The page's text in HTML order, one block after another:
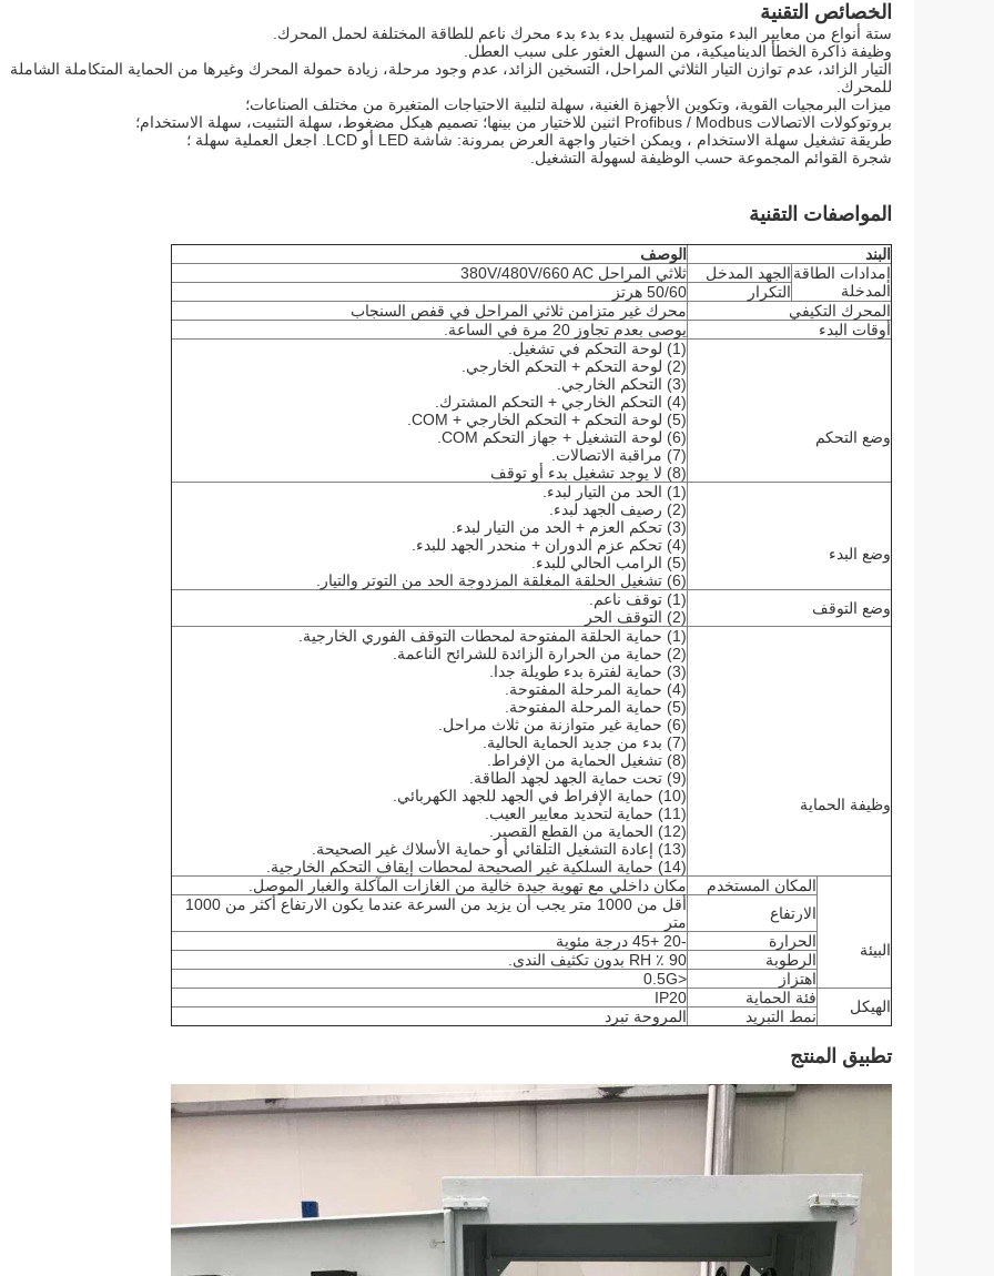
الخصائص التقنية
ستة أنواع من معايير البدء متوفرة لتسهيل بدء بدء بدء محرك ناعم للطاقة المختلفة لحمل المحرك.
وظيفة ذاكرة الخطأ الديناميكية، من السهل العثور على سبب العطل.
التيار الزائد، عدم توازن التيار الثلاثي المراحل، التسخين الزائد، عدم وجود مرحلة، زيادة حمولة المحرك وغيرها من الحماية المتكاملة الشاملة
للمحرك.
ميزات البرمجيات القوية، وتكوين الأجهزة الغنية، سهلة لتلبية الاحتياجات المتغيرة من مختلف الصناعات؛
بروتوكولات الاتصالات Profibus / Modbus اثنين للاختيار من بينها؛ تصميم هيكل مضغوط، سهلة التثبيت، سهلة الاستخدام؛
طريقة تشغيل سهلة الاستخدام ، ويمكن اختيار واجهة العرض بمرونة: شاشة LED أو LCD. اجعل العملية سهلة ؛
شجرة القوائم المجموعة حسب الوظيفة لسهولة التشغيل.
المواصفات التقنية
البند
الوصف
إمدادات الطاقة
المدخلة
الجهد المدخل
ثلاثي المراحل 380V/480V/660 AC
التكرار
50/60 هرتز
المحرك التكيفي
محرك غير متزامن ثلاثي المراحل في قفص السنجاب
أوقات البدء
يوصى بعدم تجاوز 20 مرة في الساعة.
وضع التحكم
(1) لوحة التحكم في تشغيل.
(2) لوحة التحكم + التحكم الخارجي.
(3) التحكم الخارجي.
(4) التحكم الخارجي + التحكم المشترك.
(5) لوحة التحكم + التحكم الخارجي + COM.
(6) لوحة التشغيل + جهاز التحكم COM.
(7) مراقبة الاتصالات.
(8) لا يوجد تشغيل بدء أو توقف
وضع البدء
(1) الحد من التيار لبدء.
(2) رصيف الجهد لبدء.
(3) تحكم العزم + الحد من التيار لبدء.
(4) تحكم عزم الدوران + منحدر الجهد للبدء.
(5) الرامب الحالي للبدء.
(6) تشغيل الحلقة المغلقة المزدوجة الحد من التوتر والتيار.
وضع التوقف
(1) توقف ناعم.
(2) التوقف الحر
وظيفة الحماية
(1) حماية الحلقة المفتوحة لمحطات التوقف الفوري الخارجية.
(2) حماية من الحرارة الزائدة للشرائح الناعمة.
(3) حماية لفترة بدء طويلة جدا.
(4) حماية المرحلة المفتوحة.
(5) حماية المرحلة المفتوحة.
(6) حماية غير متوازنة من ثلاث مراحل.
(7) بدء من جديد الحماية الحالية.
(8) تشغيل الحماية من الإفراط.
(9) تحت حماية الجهد لجهد الطاقة.
(10) حماية الإفراط في الجهد للجهد الكهربائي.
(11) حماية لتحديد معايير العيب.
(12) الحماية من القطع القصير.
(13) إعادة التشغيل التلقائي أو حماية الأسلاك غير الصحيحة.
(14) حماية السلكية غير الصحيحة لمحطات إيقاف التحكم الخارجية.
البيئة
المكان المستخدم
مكان داخلي مع تهوية جيدة خالية من الغازات المآكلة والغبار الموصل.
الارتفاع
أقل من 1000 متر يجب أن يزيد من السرعة عندما يكون الارتفاع أكثر من 1000
متر
الحرارة
-20 +45 درجة مئوية
الرطوبة
90 ٪ RH بدون تكثيف الندى.
اهتزاز
<0.5G
الهيكل
فئة الحماية
IP20
نمط التبريد
المروحة تبرد
تطبيق المنتج